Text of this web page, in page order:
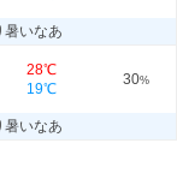
暑いなあ
28℃
19℃
30%
暑いなあ